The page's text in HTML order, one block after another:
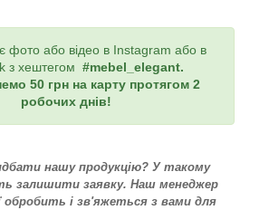
фото або відео в Instagram або в
з хештегом #mebel_elegant.
50 грн на карту протягом 2
робочих днів!
нашу продукцію? У такому
залишити заявку. Наш менеджер
обробить і зв'яжеться з вами для